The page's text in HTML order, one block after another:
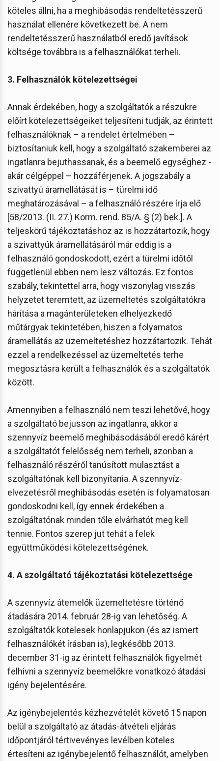
köteles állni, ha a meghibásodás rendeltetésszerű
használat ellenére következett be. A nem
rendeltetésszerű használatból eredő javítások
költsége továbbra is a felhasználókat terheli.
3. Felhasználók kötelezettségei
Annak érdekében, hogy a szolgáltatók a részükre
előírt kötelezettségeiket teljesíteni tudják, az érintett
felhasználóknak – a rendelet értelmében –
biztosítaniuk kell, hogy a szolgáltató szakemberei az
ingatlanra bejuthassanak, és a beemelő egységhez -
akár célgéppel – hozzáférjenek. A jogszabály a
szivattyú áramellátását is – türelmi idő
meghatározásával – a felhasználó részére írja elő
[58/2013. (II. 27.) Korm. rend. 85/A. § (2) bek.]. A
teljeskörű tájékoztatáshoz az is hozzátartozik, hogy
a szivattyúk áramellátásáról már eddig is a
felhasználó gondoskodott, ezért a türelmi időtől
függetlenül ebben nem lesz változás. Ez fontos
szabály, tekintettel arra, hogy viszonylag visszás
helyzetet teremtett, az üzemeltetés szolgáltatókra
hárítása a magánterületeken elhelyezkedő
műtárgyak tekintetében, hiszen a folyamatos
áramellátás az üzemeltetéshez hozzátartozik. Tehát
ezzel a rendelkezéssel az üzemeltetés terhe
megosztásra került a felhasználók és a szolgáltatók
között.
Amennyiben a felhasználó nem teszi lehetővé, hogy
a szolgáltató bejusson az ingatlanra, akkor a
szennyvíz beemelő meghibásodásából eredő kárért
a szolgáltatót felelősség nem terheli, azonban a
felhasználó részéről tanúsított mulasztást a
szolgáltatónak kell bizonyítania. A szennyvíz-
elvezetésről meghibásodás esetén is folyamatosan
gondoskodni kell, így ennek érdekében a
szolgáltatónak minden tőle elvárhatót meg kell
tennie. Fontos szerep jut tehát a felek
együttműködési kötelezettségének.
4. A szolgáltató tájékoztatási kötelezettsége
A szennyvíz átemelők üzemeltetésre történő
átadására 2014. február 28-ig van lehetőség. A
szolgáltatók kötelesek honlapjukon (és az ismert
felhasználókét írásban is), legkésőbb 2013.
december 31-ig az érintett felhasználók figyelmét
felhívni a szennyvíz beemelőkre vonatkozó átadási
igény bejelentésére.
Az igénybejelentés kézhezvételét követő 15 napon
belül a szolgáltató az átadás-átvételi eljárás
időpontjáról tértivevényes levélben köteles
értesíteni az igénybejelentő felhasználót, amelyben